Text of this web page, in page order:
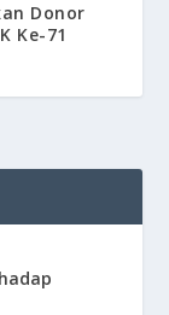
Donor
Ke-71